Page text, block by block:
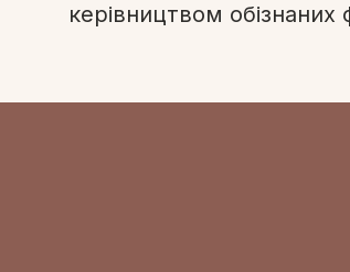
керівництвом обізнаних